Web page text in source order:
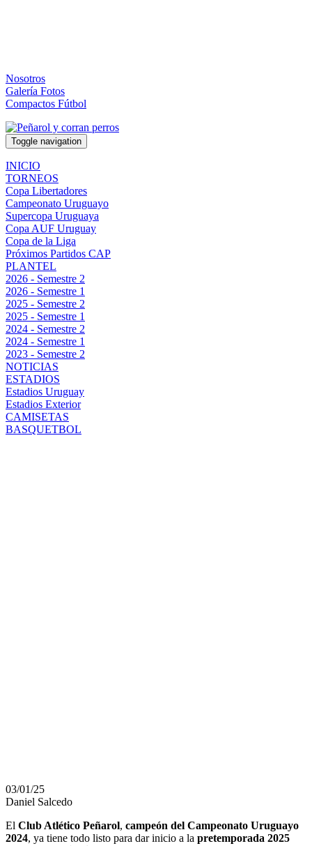
Nosotros
Galería Fotos
Compactos Fútbol
Toggle navigation
INICIO
TORNEOS
Copa Libertadores
Campeonato Uruguayo
Supercopa Uruguaya
Copa AUF Uruguay
Copa de la Liga
Próximos Partidos CAP
PLANTEL
2026 - Semestre 2
2026 - Semestre 1
2025 - Semestre 2
2025 - Semestre 1
2024 - Semestre 2
2024 - Semestre 1
2023 - Semestre 2
NOTICIAS
ESTADIOS
Estadios Uruguay
Estadios Exterior
CAMISETAS
BASQUETBOL
03/01/25
Daniel Salcedo
El Club Atlético Peñarol, campeón del Campeonato Uruguayo
2024, ya tiene todo listo para dar inicio a la pretemporada 2025